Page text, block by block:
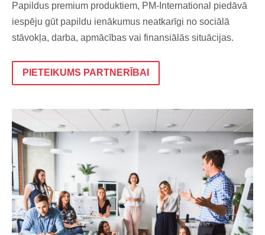
Papildus premium produktiem, PM-International piedāvā
iespēju gūt papildu ienākumus neatkarīgi no sociālā
stāvokļa, darba, apmācības vai finansiālās situācijas.
PIETEIKUMS PARTNERĪBAI